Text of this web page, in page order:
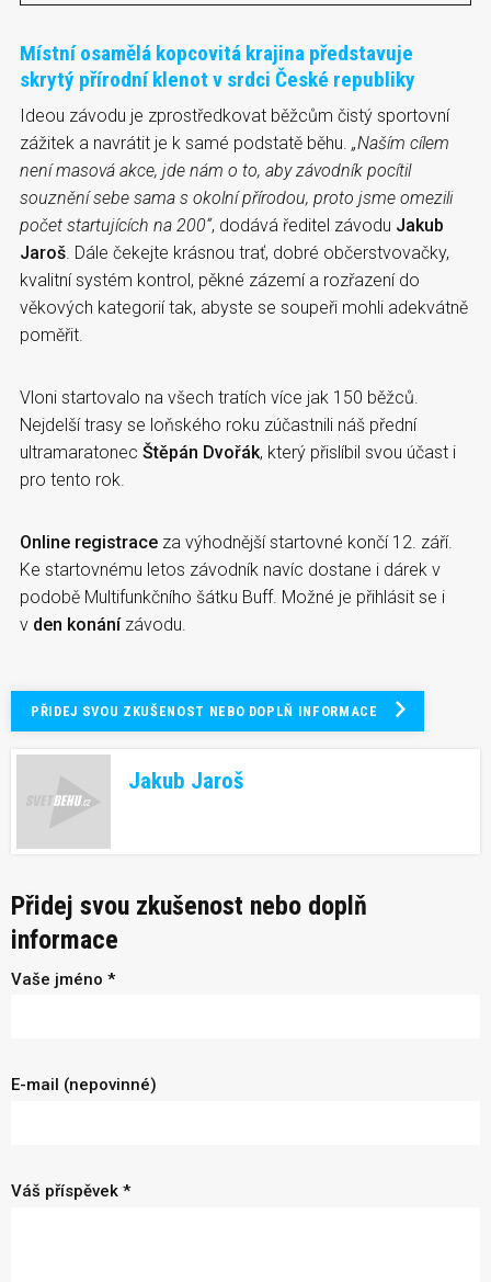
Místní osamělá kopcovitá krajina představuje
skrytý přírodní klenot v srdci České republiky
Ideou závodu je zprostředkovat běžcům čistý sportovní
zážitek a navrátit je k samé podstatě běhu. „Naším cílem
není masová akce, jde nám o to, aby závodník pocítil
souznění sebe sama s okolní přírodou, proto jsme omezili
počet startujících na 200“, dodává ředitel závodu Jakub
Jaroš . Dále čekejte krásnou trať, dobré občerstvovačky,
kvalitní systém kontrol, pěkné zázemí a rozřazení do
věkových kategorií tak, abyste se soupeři mohli adekvátně
poměřit.
Vloni startovalo na všech tratích více jak 150 běžců.
Nejdelší trasy se loňského roku zúčastnili náš přední
ultramaratonec Štěpán Dvořák, který přislíbil svou účast i
pro tento rok.
Online registrace za výhodnější startovné končí 12. září.
Ke startovnému letos závodník navíc dostane i dárek v
podobě Multifunkčního šátku Buff. Možné je přihlásit se i
v den konánízávodu.
PŘIDEJ SVOU ZKUŠENOST NEBO DOPLŇ INFORMACE
Jakub Jaroš
Přidej svou zkušenost nebo doplň
informace
Vaše jméno *
E-mail (nepovinné)
Váš příspěvek *